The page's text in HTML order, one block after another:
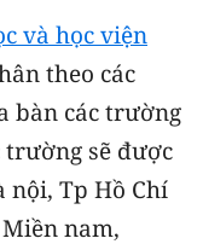
và học viện
theo các
bàn các trường
trường sẽ được
nội, Tp Hồ Chí
nam,